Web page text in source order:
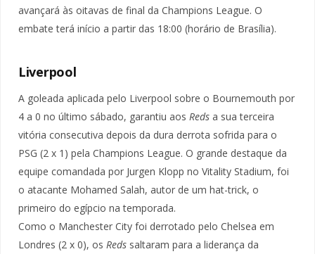
avançará às oitavas de final da Champions League. O
embate terá início a partir das 18:00 (horário de Brasília).
Liverpool
A goleada aplicada pelo Liverpool sobre o Bournemouth por
4 a 0 no último sábado, garantiu aos Reds a sua terceira
vitória consecutiva depois da dura derrota sofrida para o
PSG (2 x 1) pela Champions League. O grande destaque da
equipe comandada por Jurgen Klopp no Vitality Stadium, foi
o atacante Mohamed Salah, autor de um hat-trick, o
primeiro do egípcio na temporada.
Como o Manchester City foi derrotado pelo Chelsea em
Londres (2 x 0), os Reds saltaram para a liderança da